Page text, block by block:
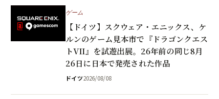
ゲーム
【ドイツ】スクウェア・エニックス、ケ
ルンのゲーム見本市で『ドラゴンクエス
トVII』を試遊出展。26年前の同じ8月
26日に日本で発売された作品
ドイツ2026/08/08